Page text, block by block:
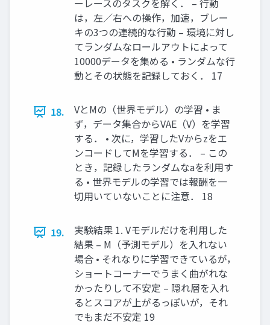
ーレースのタスクを解く． – 行動
は，左／右への操作，加速，ブレー
キの3つの連続的な行動 – 環境に対し
てランダムなロールアウトによって
10000データを集める • ランダムな行
動とその状態を記録しておく． 17
18.
VとMの（世界モデル）の学習 • ま
ず，データ集合からVAE（V）を学習
する． • 次に，学習したVからzをエ
ンコードしてMを学習する． – この
とき，記録したランダムなaを利用す
る • 世界モデルの学習では報酬を一
切用いていないことに注意． 18
19.
実験結果 1. Vモデルだけを利用した
結果 – M（予測モデル）を入れない
場合 • それなりに学習できているが，
ショートコーナーでうまく曲がれな
かったりして不安定 – 隠れ層を入れ
るとスコアが上がるっぽいが，それ
でもまだ不安定 19